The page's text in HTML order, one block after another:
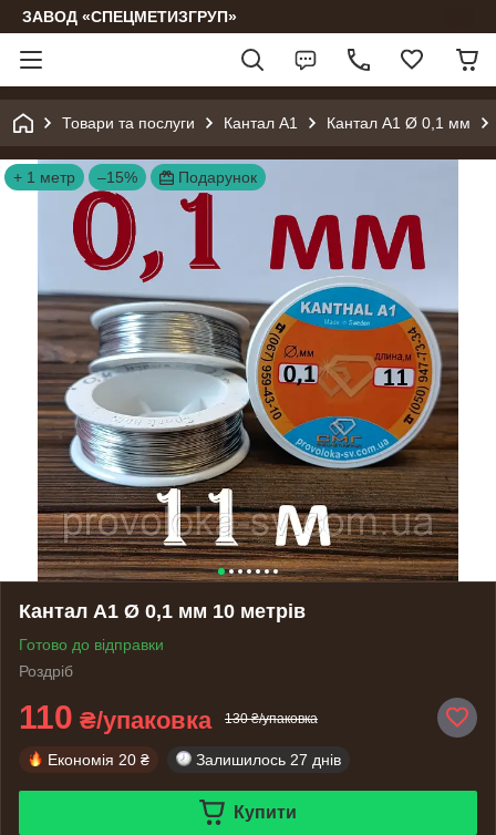
ЗАВОД «СПЕЦМЕТИЗГРУП»
Товари та послуги Кантал А1 Кантал А1 Ø 0,1 мм
+ 1 метр –15% Подарунок
Кантал А1 Ø 0,1 мм 10 метрів
Готово до відправки
Роздріб
110 ₴/упаковка 130 ₴/упаковка
Економія 20 ₴ Залишилось 27 днів
Купити